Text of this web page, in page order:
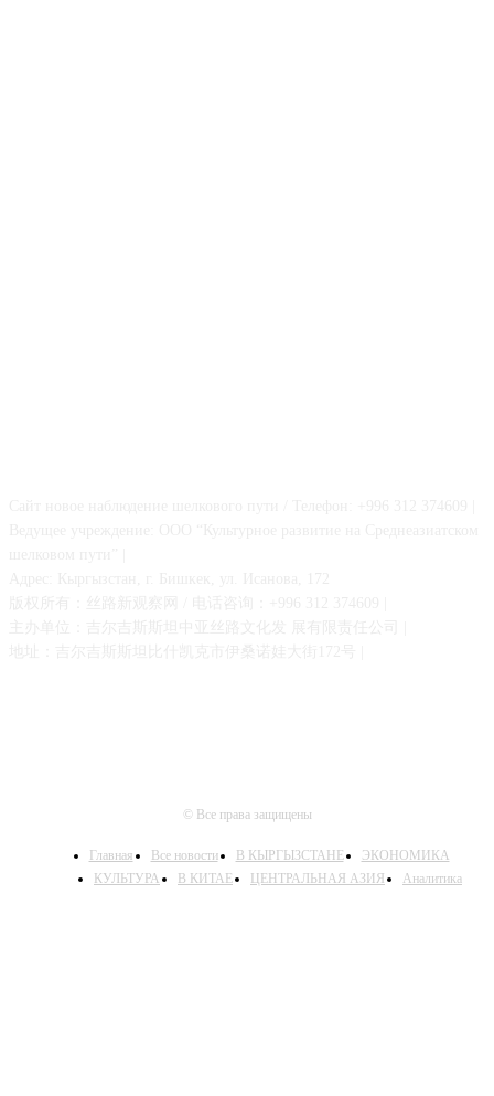
© Все права защищены
Главная Все новости В КЫРГЫЗСТАНЕ
ЭКОНОМИКА
КУЛЬТУРА
В КИТАЕ ЦЕНТРАЛЬНАЯ АЗИЯ Аналитика